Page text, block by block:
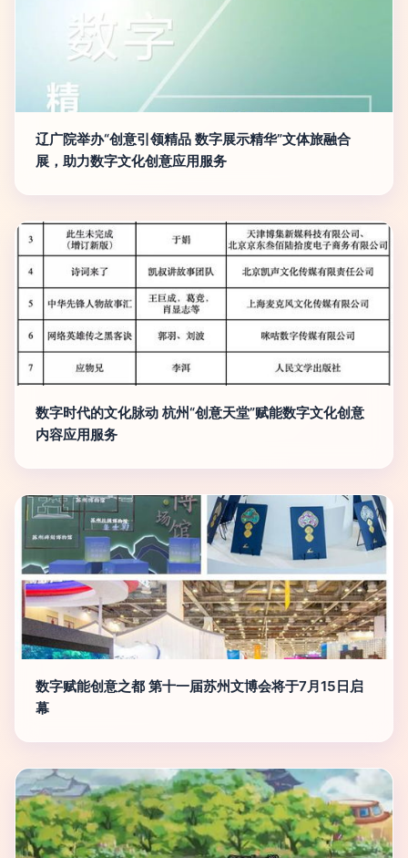
辽广院举办“创意引领精品 数字展示精华”文体旅融合
展，助力数字文化创意应用服务
数字时代的文化脉动 杭州“创意天堂”赋能数字文化创意
内容应用服务
数字赋能创意之都 第十一届苏州文博会将于7月15日启
幕